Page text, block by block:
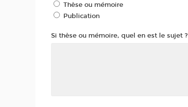
Thèse ou mémoire
Publication
Si thèse ou mémoire, quel en est le sujet ?